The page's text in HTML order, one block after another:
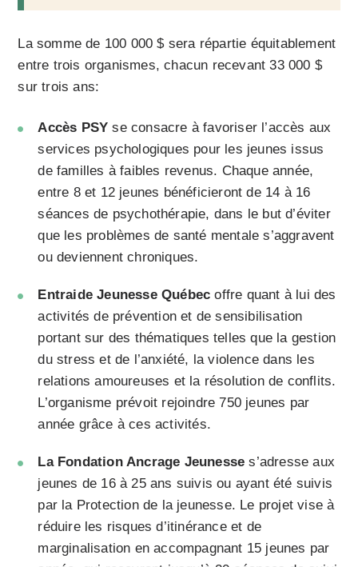
La somme de 100 000 $ sera répartie équitablement
entre trois organismes, chacun recevant 33 000 $
sur trois ans:
Accès PSY se consacre à favoriser l’accès aux
services psychologiques pour les jeunes issus
de familles à faibles revenus. Chaque année,
entre 8 et 12 jeunes bénéficieront de 14 à 16
séances de psychothérapie, dans le but d’éviter
que les problèmes de santé mentale s’aggravent
ou deviennent chroniques.
Entraide Jeunesse Québec offre quant à lui des
activités de prévention et de sensibilisation
portant sur des thématiques telles que la gestion
du stress et de l’anxiété, la violence dans les
relations amoureuses et la résolution de conflits.
L’organisme prévoit rejoindre 750 jeunes par
année grâce à ces activités.
La Fondation Ancrage Jeunesse s’adresse aux
jeunes de 16 à 25 ans suivis ou ayant été suivis
par la Protection de la jeunesse. Le projet vise à
réduire les risques d’itinérance et de
marginalisation en accompagnant 15 jeunes par